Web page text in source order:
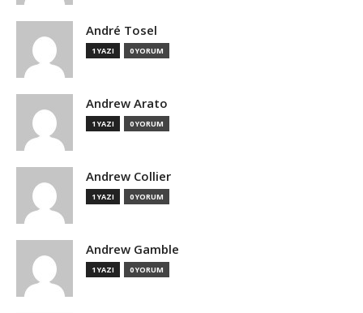
André Tosel
1 YAZI 0 YORUM
Andrew Arato
1 YAZI 0 YORUM
Andrew Collier
1 YAZI 0 YORUM
Andrew Gamble
1 YAZI 0 YORUM